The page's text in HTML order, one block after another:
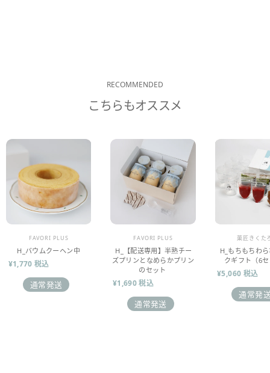
RECOMMENDED
こちらもオススメ
販売業者
FAVORI PLUS
H_バウムクーヘン中
¥1,770 税込
通常発送
販売業者
FAVORI PLUS
H_【配送専用】半熟チー
ズプリンとなめらかプリン
のセット
¥1,690 税込
通常発送
販売業者
菓匠きくた
H_もちもちわ
クギフト（6
¥5,060 税込
通常発